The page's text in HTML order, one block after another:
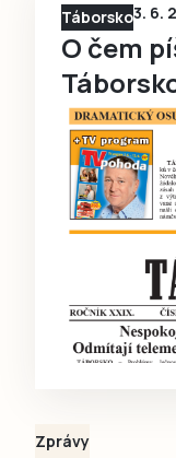
Ještě
Táborsko3. 6.
O čem
Zprávy